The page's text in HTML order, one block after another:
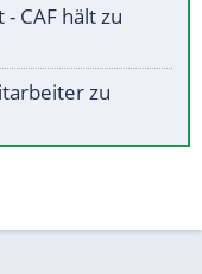
CAF hält zu
zu